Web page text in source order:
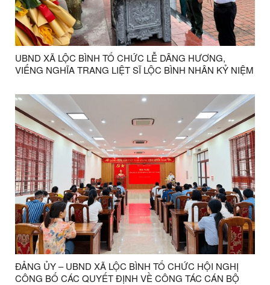
UBND XÃ LỘC BÌNH TỔ CHỨC LỄ DÂNG HƯƠNG,
VIẾNG NGHĨA TRANG LIỆT SĨ LỘC BÌNH NHÂN KỶ NIỆM
ĐẢNG ỦY – UBND XÃ LỘC BÌNH TỔ CHỨC HỘI NGHỊ
CÔNG BỐ CÁC QUYẾT ĐỊNH VỀ CÔNG TÁC CÁN BỘ